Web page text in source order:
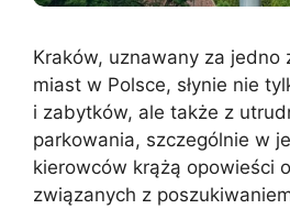
Kraków, uznawany za jedno
miast w Polsce, słynie nie
i zabytków, ale także z
parkowania, szczególnie w
kierowców krążą opowieści
związanych z